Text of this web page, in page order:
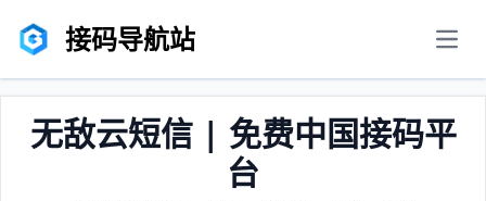
接码导航站
无敌云短信 | 免费中国接码平
台